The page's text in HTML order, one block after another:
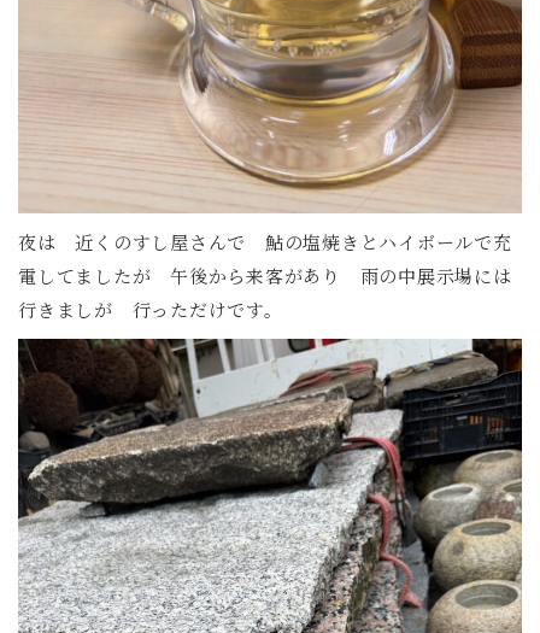
夜は 近くのすし屋さんで 鮎の塩焼きとハイボールで充
電してましたが 午後から来客があり 雨の中展示場には
行きましが 行っただけです。